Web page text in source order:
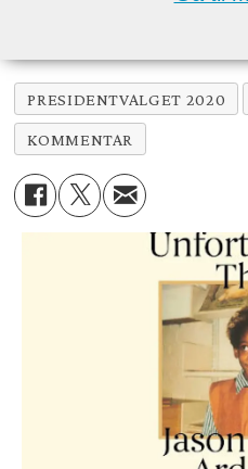
PRESIDENTVALGET 2020
KOMMENTAR